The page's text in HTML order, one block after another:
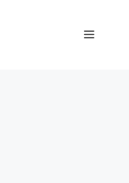
메